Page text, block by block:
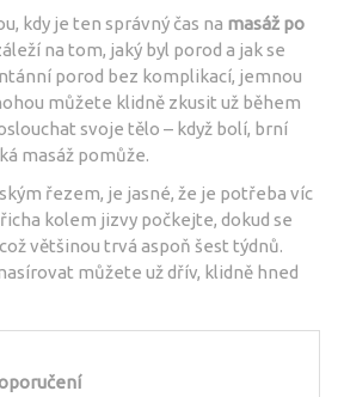
kdy je ten správný čas na masáž po
na tom, jaký byl porod a jak se
porod bez komplikací, jemnou
můžete klidně zkusit už během
svoje tělo – když bolí, brní
masáž pomůže.
řezem, je jasné, že je potřeba víc
kolem jizvy počkejte, dokud se
většinou trvá aspoň šest týdnů.
můžete už dřív, klidně hned